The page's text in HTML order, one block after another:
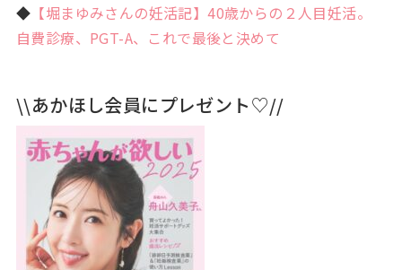
◆ 【堀まゆみさんの妊活記】40歳からの２人目妊活。
自費診療、PGT-A、これで最後と決めて
\\あかほし会員にプレゼント♡//